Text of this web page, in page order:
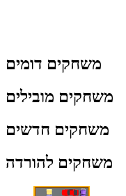
משחקים דומים
משחקים מובילים
משחקים חדשים
משחקים להורדה